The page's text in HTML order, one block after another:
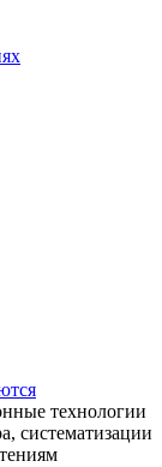
технологии
систематизации